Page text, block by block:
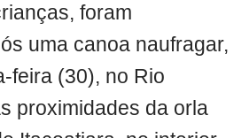
foram
uma canoa naufragar,
feira (30), no Rio
proximidades da orla